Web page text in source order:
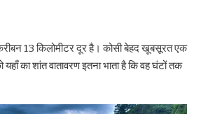
13 किलोमीटर दूर है। कोसी बेहद खूबसूरत एक
का शांत वातावरण इतना भाता है कि वह घंटों तक